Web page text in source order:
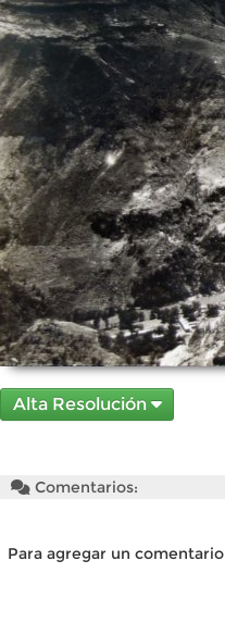
Alta Resolución
Comentarios:
Para agregar un comentario